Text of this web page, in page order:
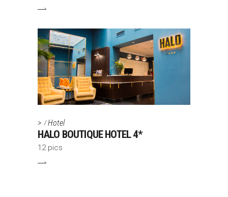
> Hotel
HALO BOUTIQUE HOTEL 4*
12 pics